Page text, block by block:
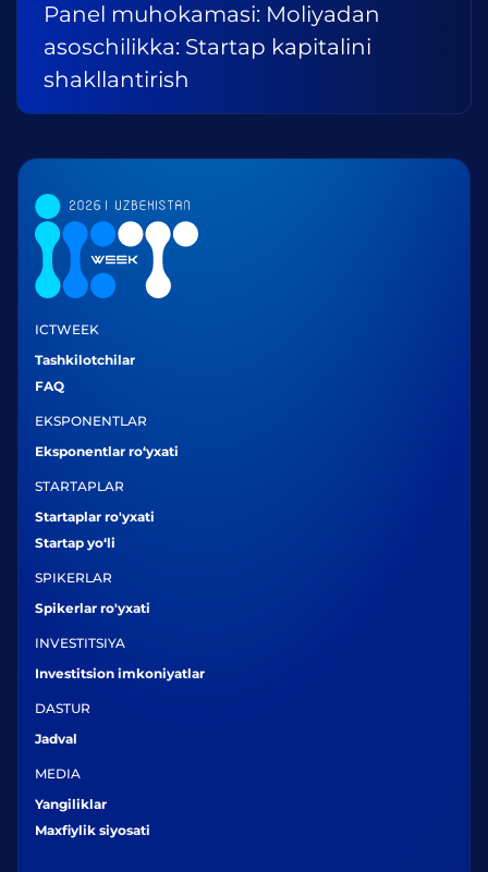
Panel muhokamasi: Moliyadan
asoschilikka: Startap kapitalini
shakllantirish
ICTWEEK
Tashkilotchilar
FAQ
EKSPONENTLAR
Eksponentlar ro‘yxati
STARTAPLAR
Startaplar ro'yxati
Startap yo‘li
SPIKERLAR
Spikerlar ro'yxati
INVESTITSIYA
Investitsion imkoniyatlar
DASTUR
Jadval
MEDIA
Yangiliklar
Maxfiylik siyosati